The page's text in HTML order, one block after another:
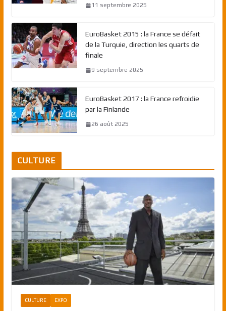
11 septembre 2025
EuroBasket 2015 : la France se défait
de la Turquie, direction les quarts de
finale
9 septembre 2025
EuroBasket 2017 : la France refroidie
par la Finlande
26 août 2025
CULTURE
CULTURE EXPO